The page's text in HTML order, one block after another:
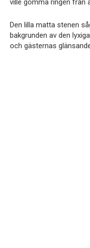
ville gömma ringen från
Den lilla matta stenen
bakgrunden av den
och gästernas